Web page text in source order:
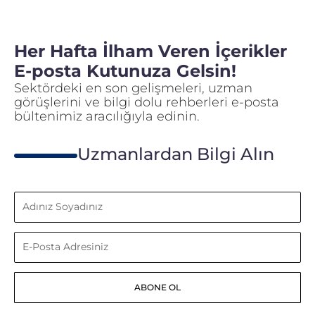
Her Hafta İlham Veren İçerikler
E-posta Kutunuza Gelsin!
Sektördeki en son gelişmeleri, uzman
görüşlerini ve bilgi dolu rehberleri e-posta
bültenimiz aracılığıyla edinin.
Uzmanlardan Bilgi Alın
Adınız
Soyadınız
E-
Posta
ABONE OL